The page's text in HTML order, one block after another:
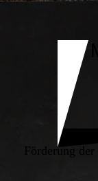
Förderung